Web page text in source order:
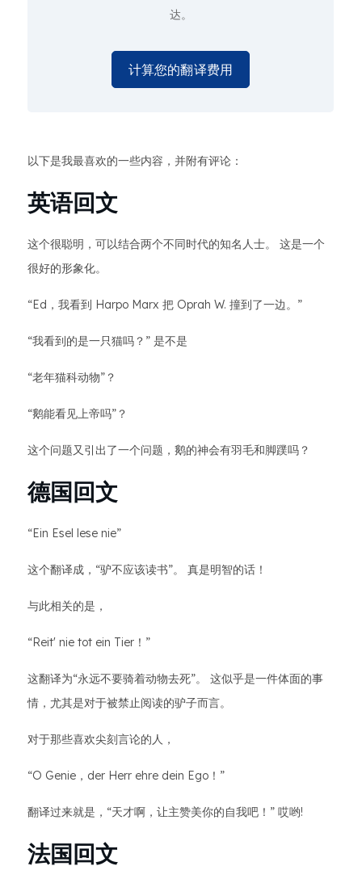
达。
计算您的翻译费用
以下是我最喜欢的一些内容，并附有评论：
英语回文
这个很聪明，可以结合两个不同时代的知名人士。 这是一个
很好的形象化。
“Ed，我看到 Harpo Marx 把 Oprah W. 撞到了一边。”
“我看到的是一只猫吗？” 是不是
“老年猫科动物”？
“鹅能看见上帝吗”？
这个问题又引出了一个问题，鹅的神会有羽毛和脚蹼吗？
德国回文
“Ein Esel lese nie”
这个翻译成，“驴不应该读书”。 真是明智的话！
与此相关的是，
“Reit' nie tot ein Tier！”
这翻译为“永远不要骑着动物去死”。 这似乎是一件体面的事
情，尤其是对于被禁止阅读的驴子而言。
对于那些喜欢尖刻言论的人，
“O Genie，der Herr ehre dein Ego！”
翻译过来就是，“天才啊，让主赞美你的自我吧！” 哎哟!
法国回文